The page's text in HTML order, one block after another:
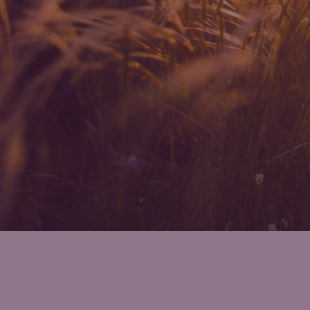
instruments financiers.
SOCIETE GENERALE GESTION
décisions qui pourraient être prises sur
Ces informations proviennent de sources
l'actualisation, l'exactitude et/ou
décline toute responsabilité quant à la
Votre accès à ce site est soumis au
Les performances passées ne
disponible sur simple demande écrite à
En choisissant d’accéder à notre site,